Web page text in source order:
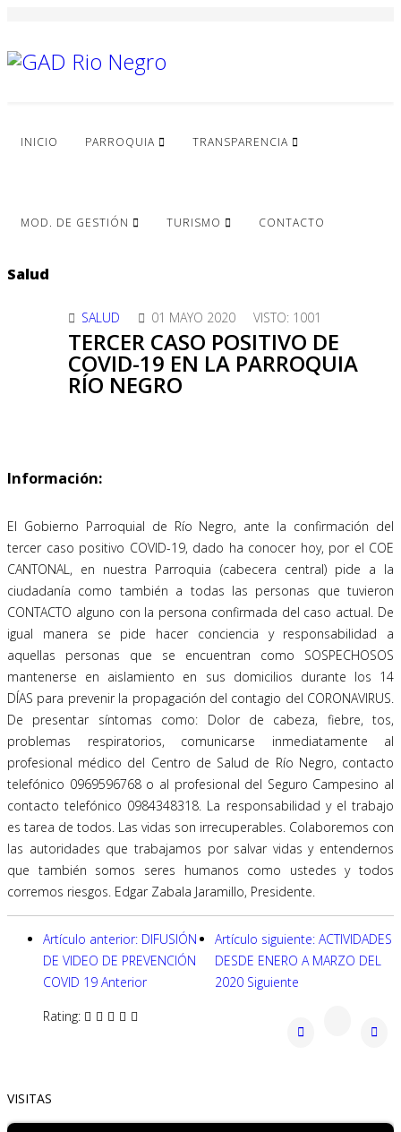
INICIO PARROQUIA TRANSPARENCIA
MOD. DE GESTIÓN TURISMO CONTACTO
Salud
SALUD 01 MAYO 2020 VISTO: 1001
TERCER CASO POSITIVO DE
COVID-19 EN LA PARROQUIA
RÍO NEGRO
Información:
El Gobierno Parroquial de Río Negro, ante la confirmación del
tercer caso positivo COVID-19, dado ha conocer hoy, por el COE
CANTONAL, en nuestra Parroquia (cabecera central) pide a la
ciudadanía como también a todas las personas que tuvieron
CONTACTO alguno con la persona confirmada del caso actual. De
igual manera se pide hacer conciencia y responsabilidad a
aquellas personas que se encuentran como SOSPECHOSOS
mantenerse en aislamiento en sus domicilios durante los 14
DÍAS para prevenir la propagación del contagio del CORONAVIRUS.
De presentar síntomas como: Dolor de cabeza, fiebre, tos,
problemas respiratorios, comunicarse inmediatamente al
profesional médico del Centro de Salud de Río Negro, contacto
telefónico 0969596768 o al profesional del Seguro Campesino al
contacto telefónico 0984348318. La responsabilidad y el trabajo
es tarea de todos. Las vidas son irrecuperables. Colaboremos con
las autoridades que trabajamos por salvar vidas y entendernos
que también somos seres humanos como ustedes y todos
corremos riesgos. Edgar Zabala Jaramillo, Presidente.
Artículo anterior: DIFUSIÓN
DE VIDEO DE PREVENCIÓN
COVID 19 Anterior
Artículo siguiente: ACTIVIDADES
DESDE ENERO A MARZO DEL
2020 Siguiente
Rating:
VISITAS